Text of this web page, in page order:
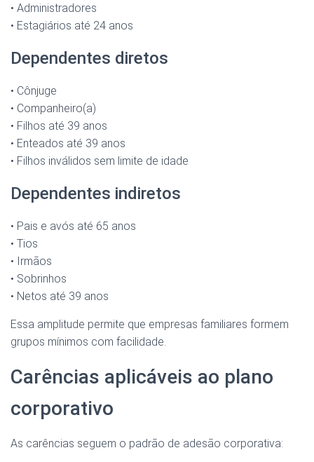
• Administradores
• Estagiários até 24 anos
Dependentes diretos
• Cônjuge
• Companheiro(a)
• Filhos até 39 anos
• Enteados até 39 anos
• Filhos inválidos sem limite de idade
Dependentes indiretos
• Pais e avós até 65 anos
• Tios
• Irmãos
• Sobrinhos
• Netos até 39 anos
Essa amplitude permite que empresas familiares formem
grupos mínimos com facilidade.
Carências aplicáveis ao plano
corporativo
As carências seguem o padrão de adesão corporativa: